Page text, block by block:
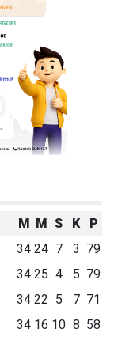
M M S K
P
34 24 7 3 79
34 25 4 5 79
34 22 5 7 71
34 16 10 8 58